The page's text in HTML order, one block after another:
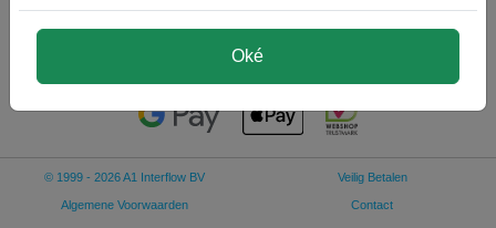
© 1999 - 2026 A1 Interflow BV
Algemene Voorwaarden
Veilig Betalen
Contact
Oké